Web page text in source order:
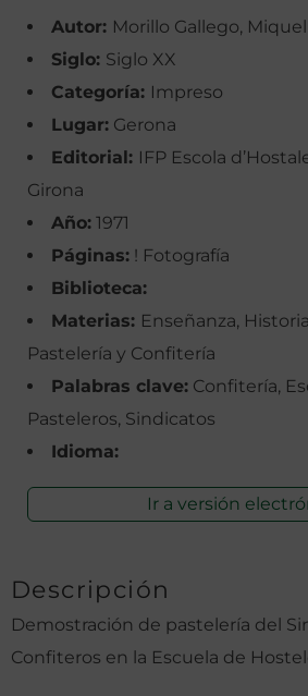
Autor: Morillo Gallego,
Siglo: Siglo XX
Categoría: Impreso
Lugar: Gerona
Editorial: IFP Escola
Girona
Año: 1971
Páginas: ! Fotografía
Biblioteca:
Materias: Enseñanza,
Pastelería y Confitería
Palabras clave: Confitería,
Pasteleros, Sindicatos
Idioma:
Ir a versión
Descripción
Demostración de pastelería del
Confiteros en la Escuela de